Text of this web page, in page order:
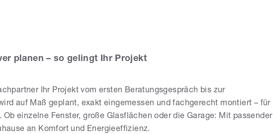
planen – so gelingt Ihr Projekt
Ihr Projekt vom ersten Beratungsgespräch bis zur
auf Maß geplant, exakt eingemessen und fachgerecht montiert – für
einzelne Fenster, große Glasflächen oder die Garage: Mit passender
an Komfort und Energieeffizienz.